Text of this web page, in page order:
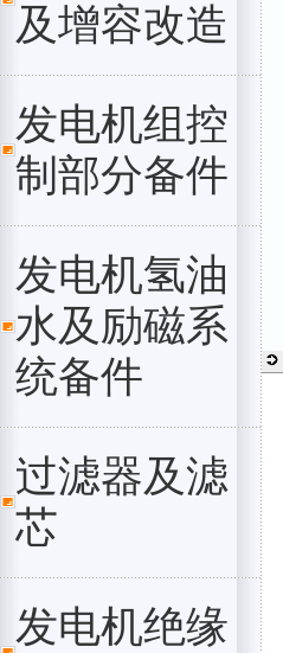
及增容改造
发电机组控
制部分备件
发电机氢油
水及励磁系
统备件
过滤器及滤
芯
发电机绝缘